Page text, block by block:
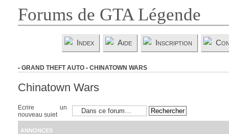
Forums de GTA Légende
Index Aide Inscription
- GRAND THEFT AUTO - CHINATOWN WARS
Chinatown Wars
Ecrire un
nouveau sujet
ANNONCES